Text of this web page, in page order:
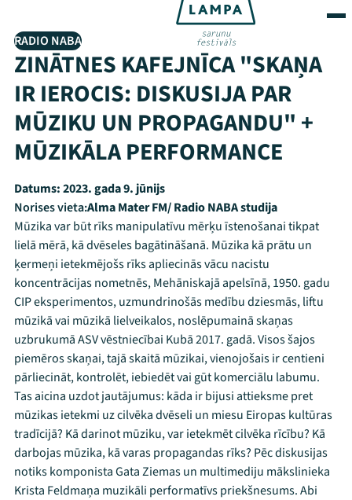
RADIO NABA
ZINĀTNES KAFEJNĪCA "SKAŅA
IR IEROCIS: DISKUSIJA PAR
MŪZIKU UN PROPAGANDU" +
MŪZIKĀLA PERFORMANCE
Datums:2023. gada 9. jūnijs
Norises vieta:Alma Mater FM/ Radio NABA studija
Mūzika var būt rīks manipulatīvu mērķu īstenošanai tikpat
lielā mērā, kā dvēseles bagātināšanā. Mūzika kā prātu un
ķermeņi ietekmējošs rīks apliecinās vācu nacistu
koncentrācijas nometnēs, Mehāniskajā apelsīnā, 1950. gadu
CIP eksperimentos, uzmundrinošās medību dziesmās, liftu
mūzikā vai mūzikā lielveikalos, noslēpumainā skaņas
uzbrukumā ASV vēstniecībai Kubā 2017. gadā. Visos šajos
piemēros skaņai, tajā skaitā mūzikai, vienojošais ir centieni
pārliecināt, kontrolēt, iebiedēt vai gūt komerciālu labumu.
Tas aicina uzdot jautājumus: kāda ir bijusi attieksme pret
mūzikas ietekmi uz cilvēka dvēseli un miesu Eiropas kultūras
tradīcijā? Kā darinot mūziku, var ietekmēt cilvēka rīcību? Kā
darbojas mūzika, kā varas propagandas rīks? Pēc diskusijas
notiks komponista Gata Ziemas un multimediju mākslinieka
Krista Feldmaņa muzikāli performatīvs priekšnesums. Abi